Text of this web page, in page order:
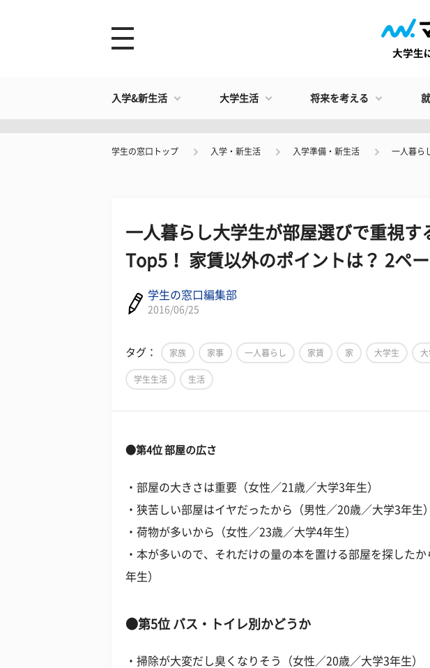
入学&新生活 大学生活 将来を考える
学生の窓口トップ 入学・新生活 入学準備・新生活 一人暮ら
一人暮らし大学生が部屋選びで重視す
Top5！ 家賃以外のポイントは？ 2ペー
学生の窓口編集部
2016/06/25
タグ： 家族 家事 一人暮らし 家賃 家 大学生
学生生活 生活
●第4位 部屋の広さ
・部屋の大きさは重要（女性／21歳／大学3年生）
・狭苦しい部屋はイヤだったから（男性／20歳／大学3年生）
・荷物が多いから（女性／23歳／大学4年生）
・本が多いので、それだけの量の本を置ける部屋を探した
年生）
●第5位 バス・トイレ別かどうか
・掃除が大変だし臭くなりそう（女性／20歳／大学3年生）